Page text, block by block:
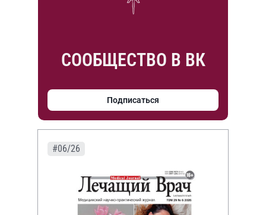
СООБЩЕСТВО В ВК
Подписаться
#06/26